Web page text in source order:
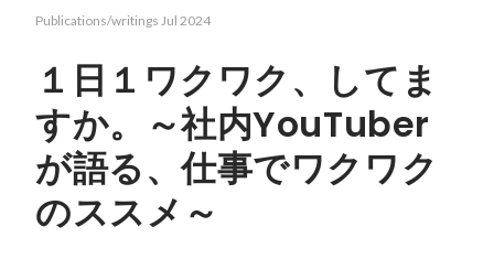
Publications/writings Jul 2024
１日１ワクワク、してま
すか。～社内YouTuber
が語る、仕事でワクワク
のススメ～